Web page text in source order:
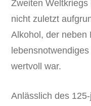
Zweiten
nicht zuletzt
Alkohol, der neben
wertvoll war.
Anlässlich des